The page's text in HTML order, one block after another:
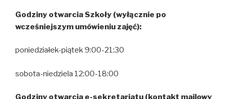
Godziny otwarcia Szkoły (wyłącznie po
wcześniejszym umówieniu zajęć):
poniedziałek-piątek 9:00-21:30
sobota-niedziela 12:00-18:00
Godziny otwarcia e-sekretariatu (kontakt mailowy